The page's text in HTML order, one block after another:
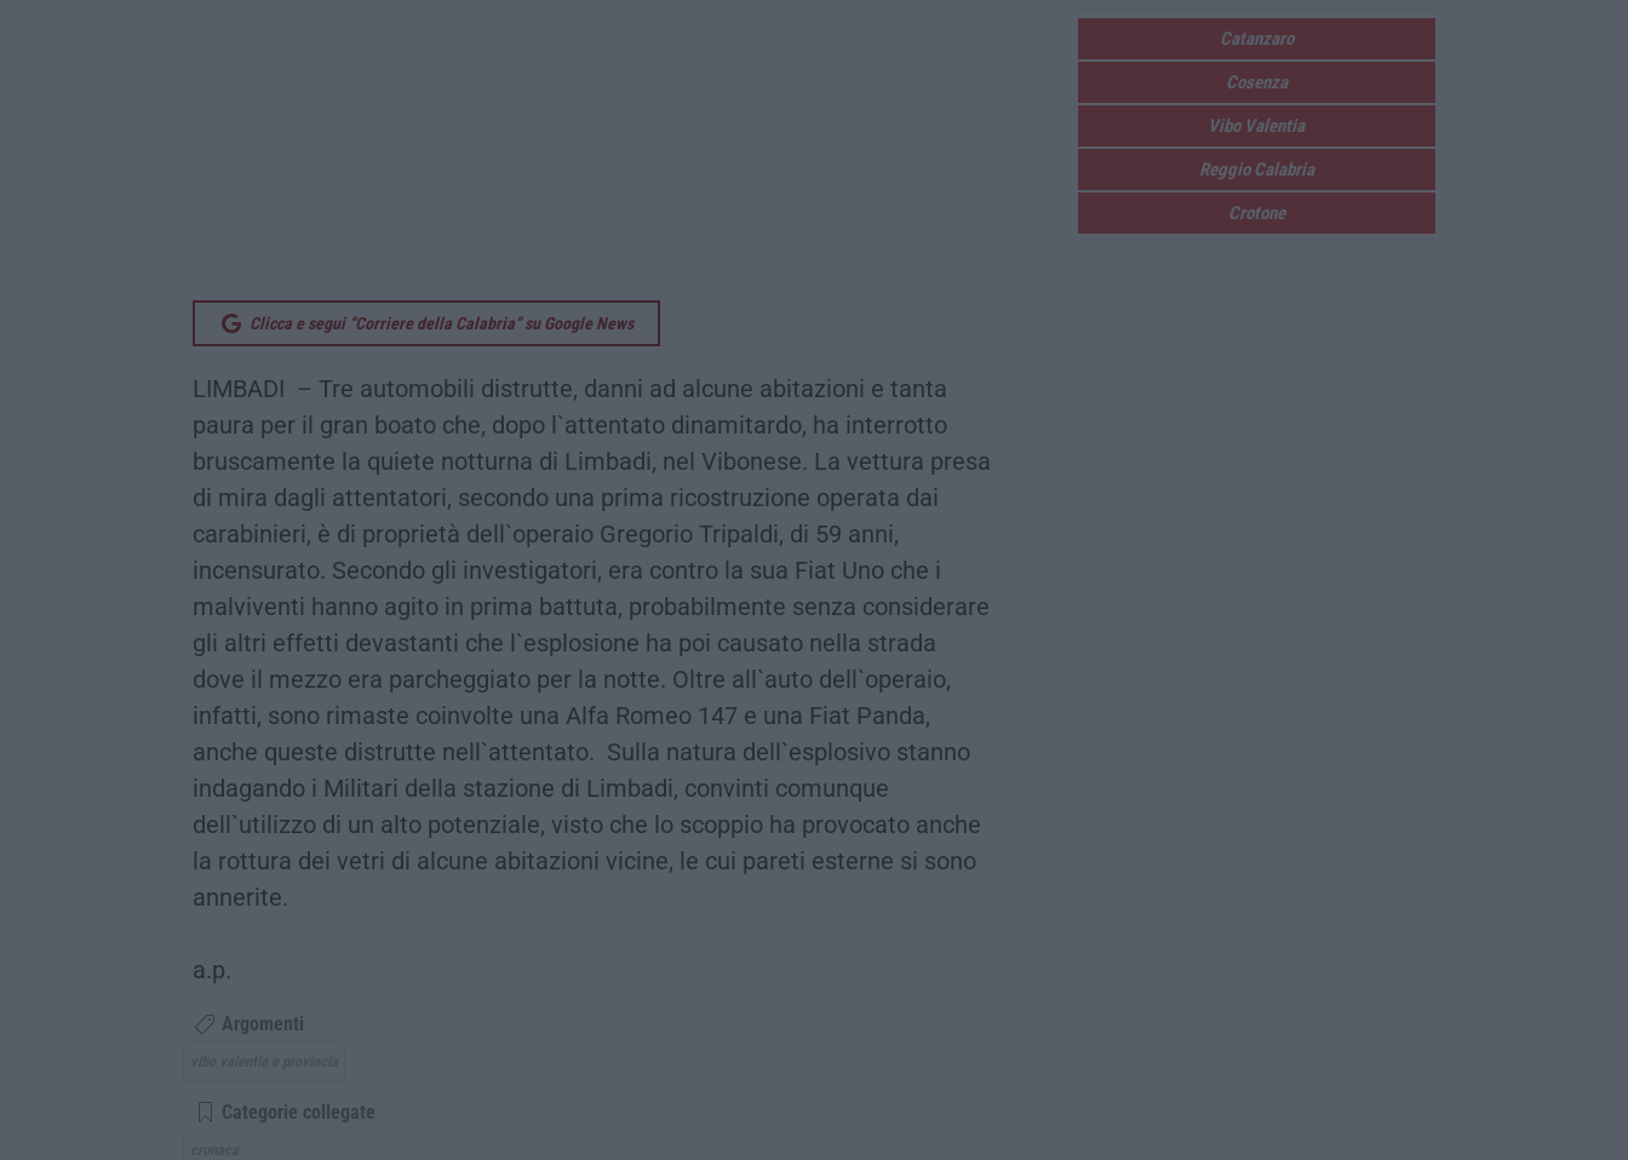
Clicca e segui “Corriere della Calabria” su Google News
LIMBADI – Tre automobili distrutte, danni ad alcune abitazioni e tanta
paura per il gran boato che, dopo l`attentato dinamitardo, ha interrotto
bruscamente la quiete notturna di Limbadi, nel Vibonese. La vettura presa
di mira dagli attentatori, secondo una prima ricostruzione operata dai
carabinieri, è di proprietà dell`operaio Gregorio Tripaldi, di 59 anni,
incensurato. Secondo gli investigatori, era contro la sua Fiat Uno che i
malviventi hanno agito in prima battuta, probabilmente senza considerare
gli altri effetti devastanti che l`esplosione ha poi causato nella strada
dove il mezzo era parcheggiato per la notte. Oltre all`auto dell`operaio,
infatti, sono rimaste coinvolte una Alfa Romeo 147 e una Fiat Panda,
anche queste distrutte nell`attentato. Sulla natura dell`esplosivo stanno
indagando i Militari della stazione di Limbadi, convinti comunque
dell`utilizzo di un alto potenziale, visto che lo scoppio ha provocato anche
la rottura dei vetri di alcune abitazioni vicine, le cui pareti esterne si sono
annerite.
a.p.
Argomenti
Categorie collegate
Catanzaro
Cosenza
Vibo Valentia
Reggio Calabria
Crotone